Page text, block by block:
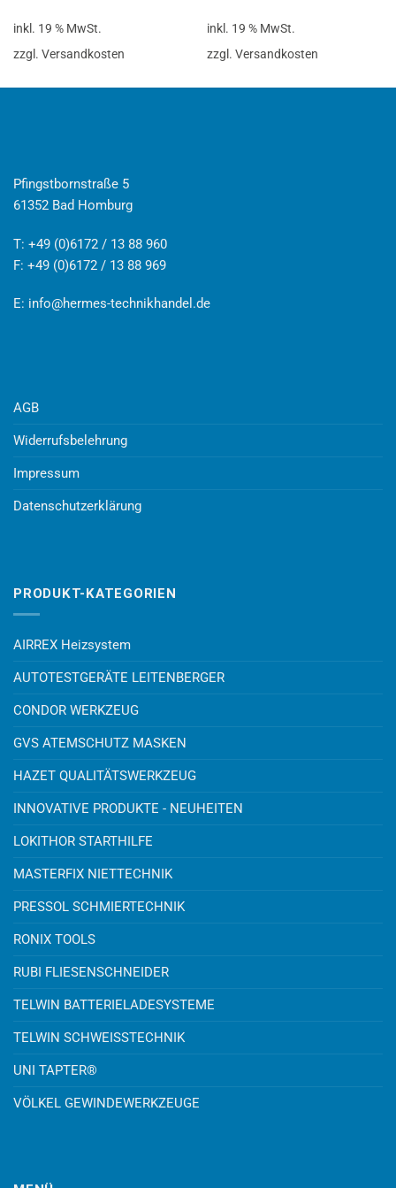
inkl. 19 % MwSt.
zzgl. Versandkosten
inkl. 19 % MwSt.
zzgl. Versandkosten
Pfingstbornstraße 5
61352 Bad Homburg
T: +49 (0)6172 / 13 88 960
F: +49 (0)6172 / 13 88 969
E: info@hermes-technikhandel.de
AGB
Widerrufsbelehrung
Impressum
Datenschutzerklärung
PRODUKT-KATEGORIEN
AIRREX Heizsystem
AUTOTESTGERÄTE LEITENBERGER
CONDOR WERKZEUG
GVS ATEMSCHUTZ MASKEN
HAZET QUALITÄTSWERKZEUG
INNOVATIVE PRODUKTE - NEUHEITEN
LOKITHOR STARTHILFE
MASTERFIX NIETTECHNIK
PRESSOL SCHMIERTECHNIK
RONIX TOOLS
RUBI FLIESENSCHNEIDER
TELWIN BATTERIELADESYSTEME
TELWIN SCHWEISSTECHNIK
UNI TAPTER®
VÖLKEL GEWINDEWERKZEUGE